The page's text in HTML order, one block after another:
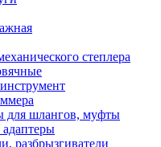
степлера
для шлангов, муфты
разбрызгиватели